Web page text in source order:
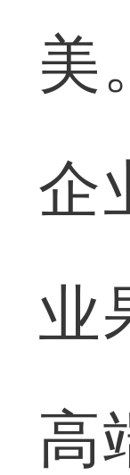
美
企
业
高